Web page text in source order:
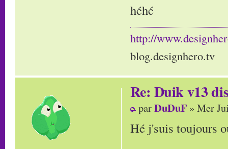
héhé
http://
blog.designhero.tv
Re: Duik v13
parDuDuF » Mer
Hé j'suis toujours